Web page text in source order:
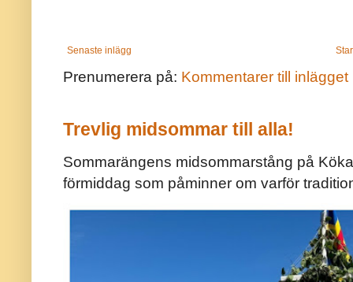
Senaste inlägg
Prenumerera på: Kommentarer till inlägget
Trevlig midsommar till alla!
Sommarängens midsommarstång på
förmiddag som påminner om varför